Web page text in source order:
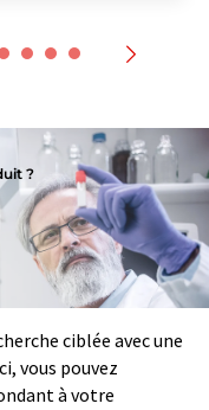
?
ciblée avec une
vous pouvez
à votre